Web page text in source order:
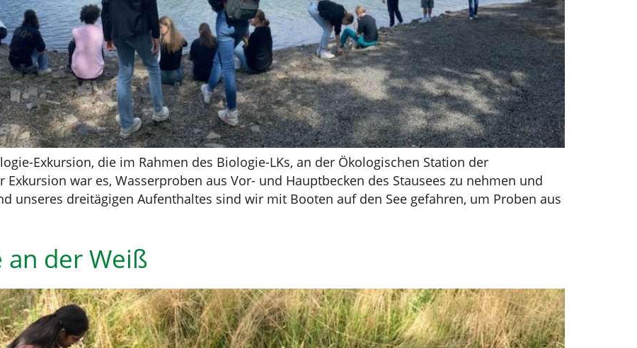
Exkursion, die im Rahmen des Biologie-LKs, an der Ökologischen Station der
Exkursion war es, Wasserproben aus Vor- und Hauptbecken des Stausees zu nehmen und
unseres dreitägigen Aufenthaltes sind wir mit Booten auf den See gefahren, um Proben aus
an der Weiß